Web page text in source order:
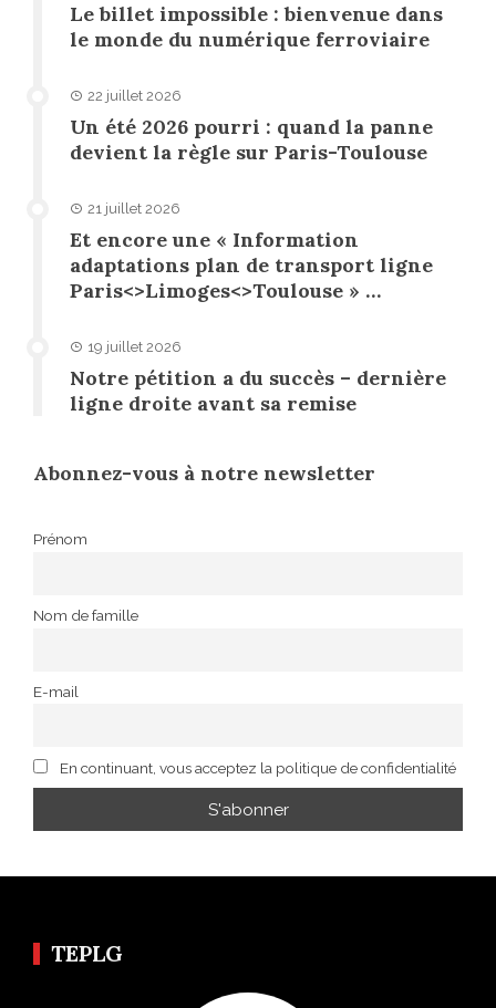
Le billet impossible : bienvenue dans
le monde du numérique ferroviaire
22 juillet 2026
Un été 2026 pourri : quand la panne
devient la règle sur Paris-Toulouse
21 juillet 2026
Et encore une « Information
adaptations plan de transport ligne
Paris<>Limoges<>Toulouse » …
19 juillet 2026
Notre pétition a du succès – dernière
ligne droite avant sa remise
Abonnez-vous à notre newsletter
Prénom
Nom de famille
E-mail
En continuant, vous acceptez la politique de confidentialité
TEPLG